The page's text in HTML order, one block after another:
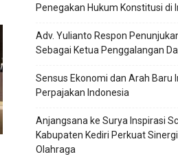
Penegakan Hukum Konstitusi di
Adv. Yulianto Respon
Sebagai Ketua Penggalangan
Sensus Ekonomi dan Arah Baru
Perpajakan Indonesia
Anjangsana ke Surya Inspirasi
Kabupaten Kediri Perkuat
Olahraga